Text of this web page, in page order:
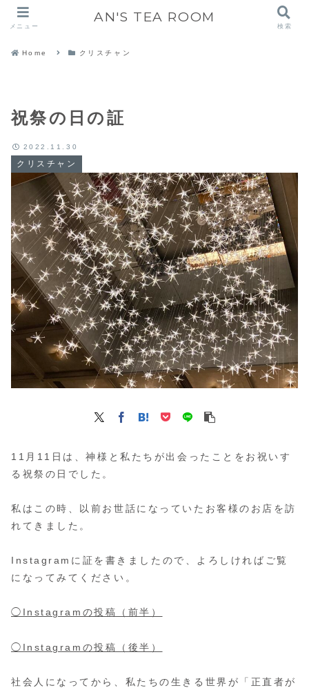
Home クリスチャン
祝祭の日の証
クリスチャン
2022.11.30
11月11日は、神様と私たちが出会ったことをお祝いす
る祝祭の日でした。
私はこの時、以前お世話になっていたお客様のお店を訪
れてきました。
Instagramに証を書きましたので、よろしければご覧
になってみてください。
◯Instagramの投稿（前半）
◯Instagramの投稿（後半）
社会人になってから、私たちの生きる世界が「正直者が
メニュー
AN'S TEA ROOM
検索